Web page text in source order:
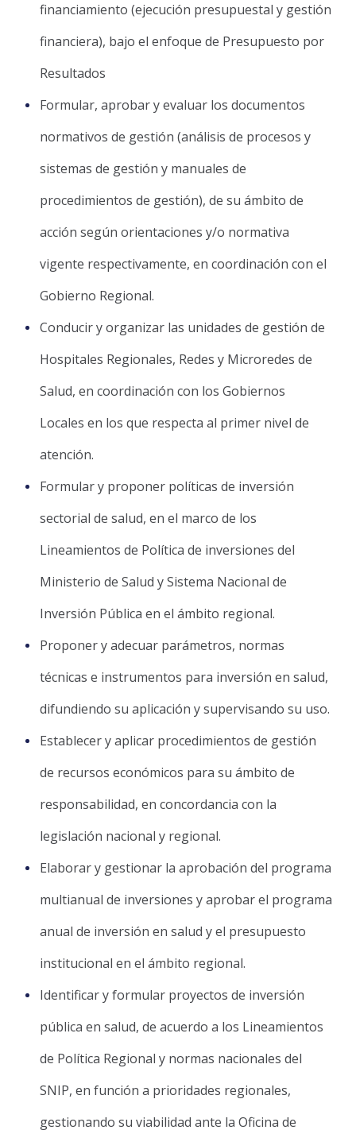
financiamiento (ejecución presupuestal y gestión
financiera), bajo el enfoque de Presupuesto por
Resultados
Formular, aprobar y evaluar los documentos
normativos de gestión (análisis de procesos y
sistemas de gestión y manuales de
procedimientos de gestión), de su ámbito de
acción según orientaciones y/o normativa
vigente respectivamente, en coordinación con el
Gobierno Regional.
Conducir y organizar las unidades de gestión de
Hospitales Regionales, Redes y Microredes de
Salud, en coordinación con los Gobiernos
Locales en los que respecta al primer nivel de
atención.
Formular y proponer políticas de inversión
sectorial de salud, en el marco de los
Lineamientos de Política de inversiones del
Ministerio de Salud y Sistema Nacional de
Inversión Pública en el ámbito regional.
Proponer y adecuar parámetros, normas
técnicas e instrumentos para inversión en salud,
difundiendo su aplicación y supervisando su uso.
Establecer y aplicar procedimientos de gestión
de recursos económicos para su ámbito de
responsabilidad, en concordancia con la
legislación nacional y regional.
Elaborar y gestionar la aprobación del programa
multianual de inversiones y aprobar el programa
anual de inversión en salud y el presupuesto
institucional en el ámbito regional.
Identificar y formular proyectos de inversión
pública en salud, de acuerdo a los Lineamientos
de Política Regional y normas nacionales del
SNIP, en función a prioridades regionales,
gestionando su viabilidad ante la Oficina de